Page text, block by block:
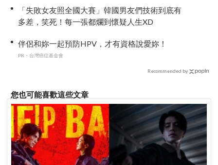
「失敗女友照全國大賽」韓國男友們技術到底有
多差，笑死！每一張都爛到懷疑人生XD
伴侶和妳一起預防HPV，才有資格說愛妳！
PR・台灣癌症基金會
Recommended by
您也可能喜歡這些文章